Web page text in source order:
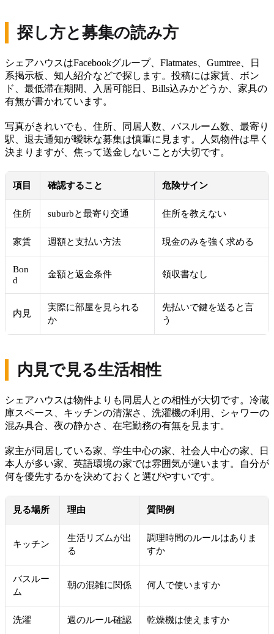
探し方と募集の読み方
シェアハウスはFacebookグループ、Flatmates、Gumtree、日
系掲示板、知人紹介などで探します。投稿には家賃、ボン
ド、最低滞在期間、入居可能日、Bills込みかどうか、家具の
有無が書かれています。
写真がきれいでも、住所、同居人数、バスルーム数、最寄り
駅、退去通知が曖昧な募集は慎重に見ます。人気物件は早く
決まりますが、焦って送金しないことが大切です。
項目 確認すること 危険サイン
住所 suburbと最寄り交通 住所を教えない
家賃 週額と支払い方法 現金のみを強く求める
Bon
d
金額と返金条件 領収書なし
内見
実際に部屋を見られる
か
先払いで鍵を送ると言
う
内見で見る生活相性
シェアハウスは物件よりも同居人との相性が大切です。冷蔵
庫スペース、キッチンの清潔さ、洗濯機の利用、シャワーの
混み具合、夜の静かさ、在宅勤務の有無を見ます。
家主が同居している家、学生中心の家、社会人中心の家、日
本人が多い家、英語環境の家では雰囲気が違います。自分が
何を優先するかを決めておくと選びやすいです。
見る場所 理由 質問例
キッチン
生活リズムが出
る
調理時間のルールはありま
すか
バスルー
ム
朝の混雑に関係 何人で使いますか
洗濯 週のルール確認 乾燥機は使えますか